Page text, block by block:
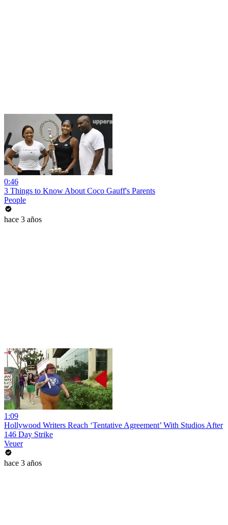
0:46
3 Things to Know About Coco Gauff's Parents
People
hace 3 años
1:09
Hollywood Writers Reach ‘Tentative Agreement’ With Studios After
146 Day Strike
Veuer
hace 3 años